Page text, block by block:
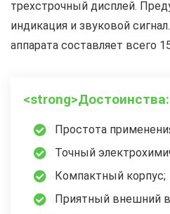
трехстрочный дисплей.
индикация и звуковой
аппарата составляет всего
Простота
Точный
Компактный корпус;
Приятный внешний